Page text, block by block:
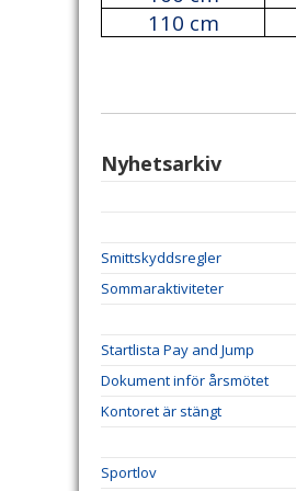
110 cm
Nyhetsarkiv
Smittskyddsregler
Sommaraktiviteter
Startlista Pay and Jump
Dokument inför årsmötet
Kontoret är stängt
Sportlov